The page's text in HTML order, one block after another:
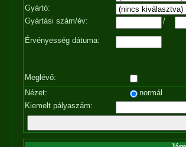
Gyártó:
Gyártási szám/év:
/
Érvényesség dátuma:
Meglévő:
Nézet:
normál
Kiemelt pályaszám: